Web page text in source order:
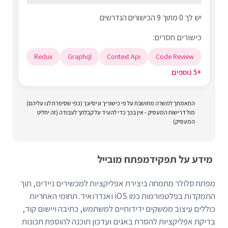
יש לך 0 מתוך 9 הכישורים הנדרשים
כישורים חסרים:
Code Review
Context Api
Graphql
Redux
+5 נוספים
התאמתך למשרה מחושבת על פי כישוריך וניסיונך (כפי שסיפרת לנו עליהם)
מול דרישות המעסיק - אין בכך כדי להעיד על קבלתך לעבודה (זה יחליט
המעסיק)
מידע על תפקידמפתח מובייל
מפתח סלולר מתמחה ביצירת אפליקציות למכשירים ניידים, תוך
התמקדות בפלטפורמות כמו iOS ואנדרואיד. תחומי האחריות
כוללים עיצוב ממשקים ידידותיים למשתמש, כתיבה ויישום קוד,
בדיקת אפליקציות להסרת באגים ועדכון תוכנה להוספת תכונות